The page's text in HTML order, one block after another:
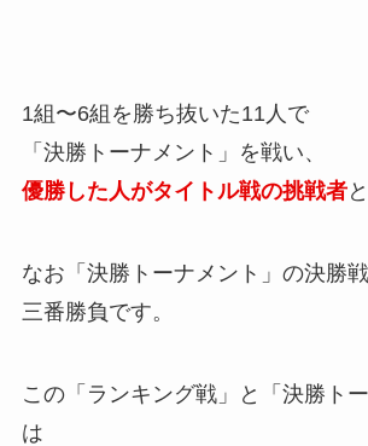
1組〜6組を勝ち抜いた11人で
「決勝トーナメント」を戦い、
優勝した人がタイトル戦の挑戦者
なお「決勝トーナメント」の決勝
三番勝負です。
この「ランキング戦」と「決勝ト
は